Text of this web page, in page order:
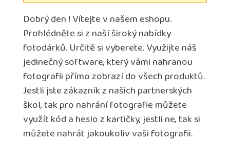
Dobrý den ! Vítejte v našem eshopu.
Prohlédněte si z naší široký nabídky
fotodárků. Určitě si vyberete. Využijte náš
jedinečný software, který vámi nahranou
fotografii přímo zobrazí do všech produktů.
Jestli jste zákazník z našich partnerských
škol, tak pro nahrání fotografie můžete
využít kód a heslo z kartičky, jestli ne, tak si
můžete nahrát jakoukoliv vaši fotografii.